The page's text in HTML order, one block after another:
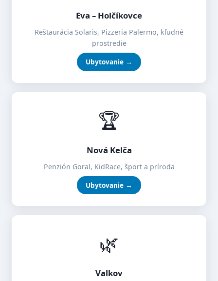
Eva – Holčíkovce
Reštaurácia Solaris, Pizzeria Palermo, kľudné
prostredie
Ubytovanie →
🏆
Nová Kelča
Penzión Goral, KidRace, šport a príroda
Ubytovanie →
🌿
Valkov